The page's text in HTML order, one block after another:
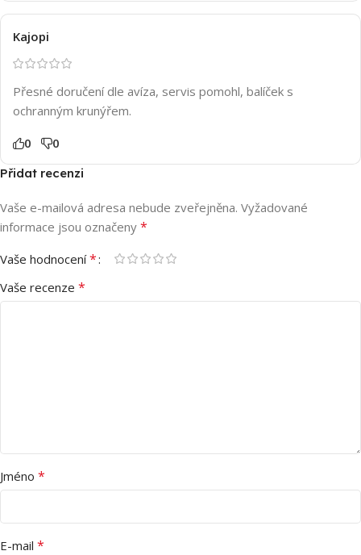
Kajopi
Přesné doručení dle avíza, servis pomohl, balíček s
ochranným krunýřem.
0 0
Přidat recenzi
Vaše e-mailová adresa nebude zveřejněna. Vyžadované
informace jsou označeny *
Vaše hodnocení*
Vaše recenze *
Jméno *
E-mail *